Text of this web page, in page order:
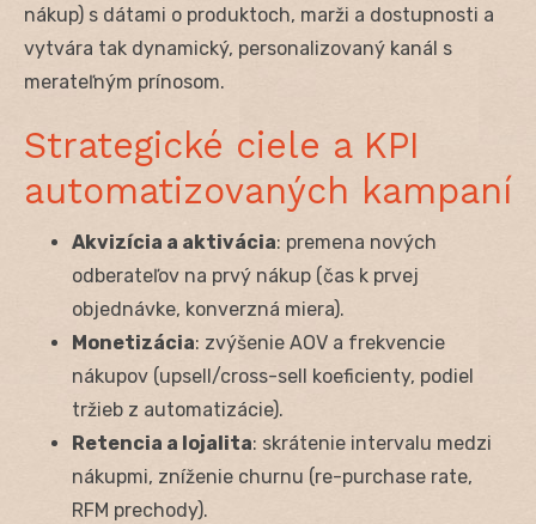
nákup) s dátami o produktoch, marži a dostupnosti a
vytvára tak dynamický, personalizovaný kanál s
merateľným prínosom.
Strategické ciele a KPI
automatizovaných kampaní
Akvizícia a aktivácia: premena nových
odberateľov na prvý nákup (čas k prvej
objednávke, konverzná miera).
Monetizácia: zvýšenie AOV a frekvencie
nákupov (upsell/cross-sell koeficienty, podiel
tržieb z automatizácie).
Retencia a lojalita: skrátenie intervalu medzi
nákupmi, zníženie churnu (re-purchase rate,
RFM prechody).